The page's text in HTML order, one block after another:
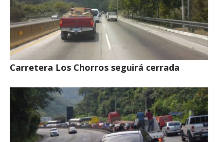
Carretera Los Chorros seguirá cerrada